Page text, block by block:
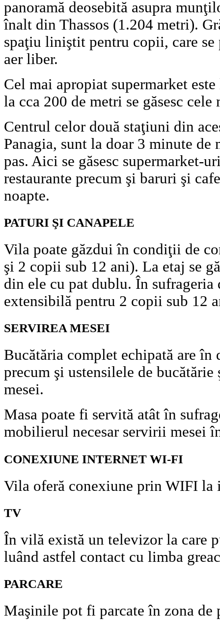
panoramă deosebită asupra
înalt din Thassos (1.204 metri).
spaţiu liniştit pentru copii, care
aer liber.
Cel mai apropiat supermarket
la cca 200 de metri se găsesc
Centrul celor două staţiuni din
Panagia, sunt la doar 3 minute de
pas. Aici se găsesc supermarket-
restaurante precum şi baruri şi
noapte.
PATURI ŞI CANAPELE
Vila poate găzdui în condiţii de
şi 2 copii sub 12 ani). La etaj se
din ele cu pat dublu. În sufrageria
extensibilă pentru 2 copii sub 12
SERVIREA MESEI
Bucătăria complet echipată are
precum şi ustensilele de
mesei.
Masa poate fi servită atât în
mobilierul necesar servirii mesei
CONEXIUNE INTERNET WI-FI
Vila oferă conexiune prin WIFI la
TV
În vilă există un televizor la care
luând astfel contact cu limba
PARCARE
Maşinile pot fi parcate în zona de